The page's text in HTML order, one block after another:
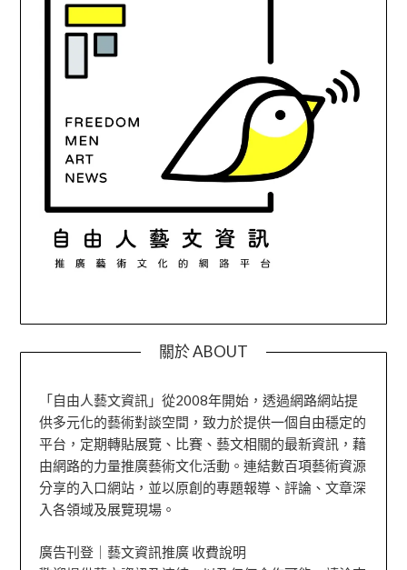
關於 ABOUT
「自由人藝文資訊」從2008年開始，透過網路網站提
供多元化的藝術對談空間，致力於提供一個自由穩定的
平台，定期轉貼展覽、比賽、藝文相關的最新資訊，藉
由網路的力量推廣藝術文化活動。連結數百項藝術資源
分享的入口網站，並以原創的專題報導、評論、文章深
入各領域及展覽現場。
廣告刊登｜藝文資訊推廣 收費說明